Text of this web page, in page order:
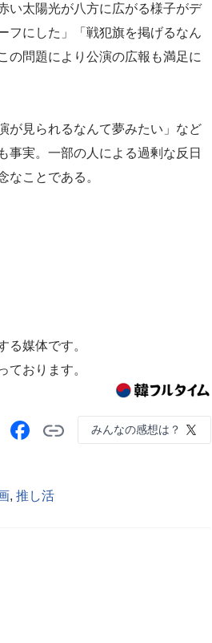
い太陽光が八方に広がる様子がデ
フにした」「戦犯旗を掲げるなん
の問題により公演の広報も満足に
が見られるなんて夢みたい」など
事実。一部の人による過剰な反日
なことである。
る媒体です。
ております。
みんなの感想は？
, 推し活